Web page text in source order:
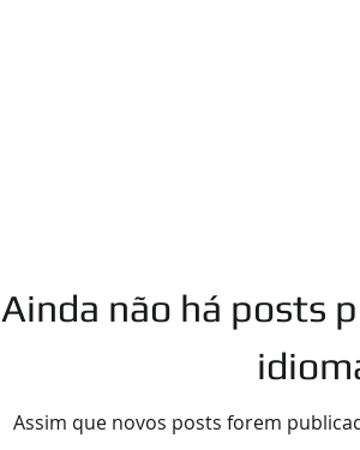
Ainda não há posts
Assim que novos posts forem